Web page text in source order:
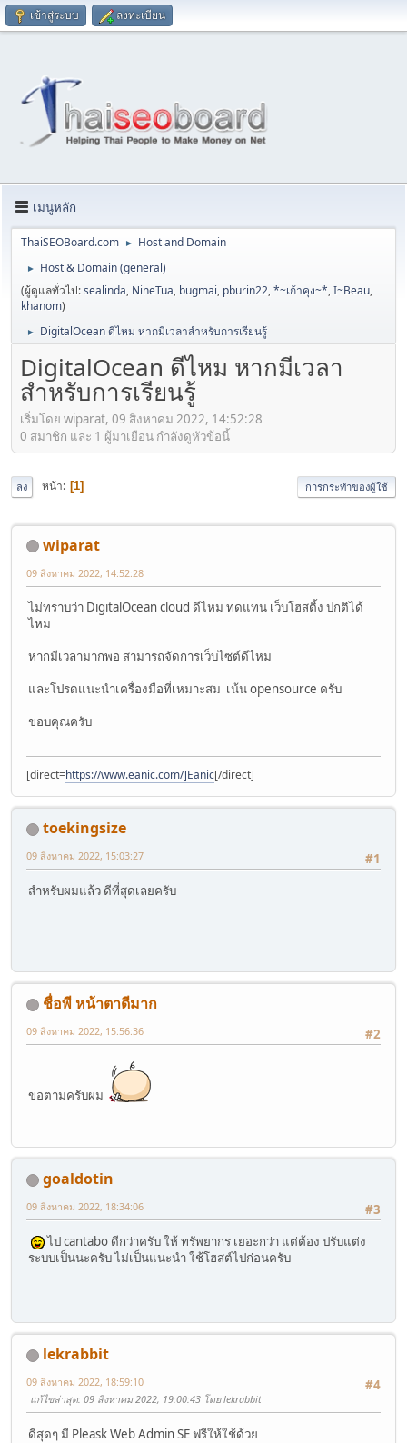
เข้าสู่ระบบ ลงทะเบียน
เมนูหลัก
ThaiSEOBoard.com ► Host and Domain
►
Host & Domain (general)
(ผู้ดูแลทั่วไป:sealinda, NineTua, bugmai, pburin22,*~เก้าคุง~*,I~Beau,
khanom)
► DigitalOcean ดีไหม หากมีเวลาสำหรับการเรียนรู้
DigitalOcean ดีไหม หากมีเวลา
สำหรับการเรียนรู้
เริ่มโดย wiparat, 09 สิงหาคม 2022, 14:52:28
0 สมาชิก และ 1 ผู้มาเยือน กำลังดูหัวข้อนี้
ลง หน้า 1 การกระทำของผู้ใช้
wiparat
09 สิงหาคม 2022, 14:52:28
ไม่ทราบว่า DigitalOcean cloud ดีไหม ทดแทน เว็บโฮสติ้ง ปกติได้
ไหม
หากมีเวลามากพอ สามารถจัดการเว็บไซต์ดีไหม
และโปรดแนะนำเครื่องมือที่เหมาะสม เน้น opensource ครับ
ขอบคุณครับ
[direct=https://www.eanic.com/]Eanic[/direct]
toekingsize
#1
09 สิงหาคม 2022, 15:03:27
สำหรับผมแล้ว ดีที่สุดเลยครับ
ชื่อพี หน้าตาดีมาก
#2
09 สิงหาคม 2022, 15:56:36
ขอตามครับผม
goaldotin
#3
09 สิงหาคม 2022, 18:34:06
ไป cantabo ดีกว่าครับ ให้ ทรัพยากร เยอะกว่า แต่ต้อง ปรับแต่ง
ระบบเป็นนะครับ ไม่เป็นแนะนำ ใช้โฮสต์ไปก่อนครับ
lekrabbit
#4
09 สิงหาคม 2022, 18:59:10
แก้ไขล่าสุด: 09 สิงหาคม 2022, 19:00:43 โดย lekrabbit
ดีสุดๆ มี Pleask Web Admin SE ฟรีให้ใช้ด้วย